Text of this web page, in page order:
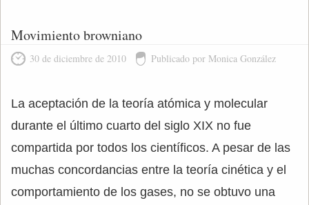
Movimiento browniano
30 de diciembre de 2010 Publicado por Monica González
La aceptación de la teoría atómica y molecular
durante el último cuarto del siglo XIX no fue
compartida por todos los científicos. A pesar de las
muchas concordancias entre la teoría cinética y el
comportamiento de los gases, no se obtuvo una